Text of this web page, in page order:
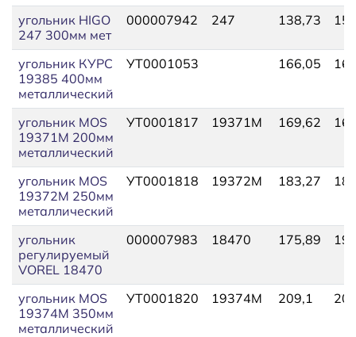
угольник HIGO
247 300мм мет
000007942 247 138,73
угольник КУРС
19385 400мм
металлический
УТ0001053 166,05
угольник MOS
19371М 200мм
металлический
УТ0001817 19371М 169,62
угольник MOS
19372М 250мм
металлический
УТ0001818 19372М 183,27
угольник
регулируемый
VOREL 18470
000007983 18470 175,89
угольник MOS
19374М 350мм
металлический
УТ0001820 19374М 209,1